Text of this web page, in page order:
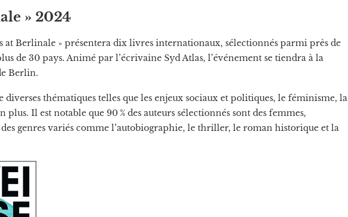
» 2024
at Berlinale » présentera dix livres internationaux, sélectionnés parmi près de
de 30 pays. Animé par l’écrivaine Syd Atlas, l’événement se tiendra à la
Berlin.
diverses thématiques telles que les enjeux sociaux et politiques, le féminisme, la
Il est notable que 90 % des auteurs sélectionnés sont des femmes,
genres variés comme l’autobiographie, le thriller, le roman historique et la